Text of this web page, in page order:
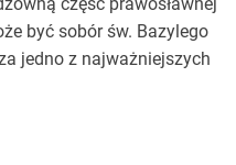
część prawosławnej
być sobór św. Bazylego
jedno z najważniejszych